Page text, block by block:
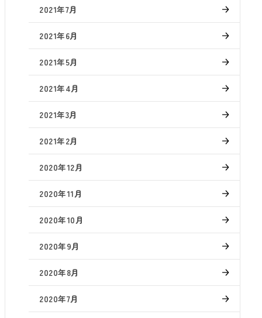
2021年7月
2021年6月
2021年5月
2021年4月
2021年3月
2021年2月
2020年12月
2020年11月
2020年10月
2020年9月
2020年8月
2020年7月